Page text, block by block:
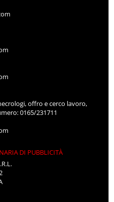
offro e cerco lavoro,
0165/231711
DI PUBBLICITÀ